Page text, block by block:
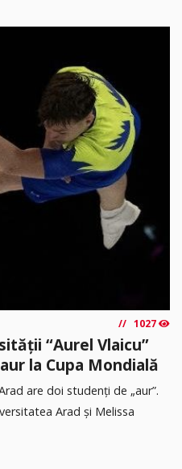
1027
“Aurel Vlaicu”
la Cupa Mondială
are doi studenți de „aur”.
Arad și Melissa